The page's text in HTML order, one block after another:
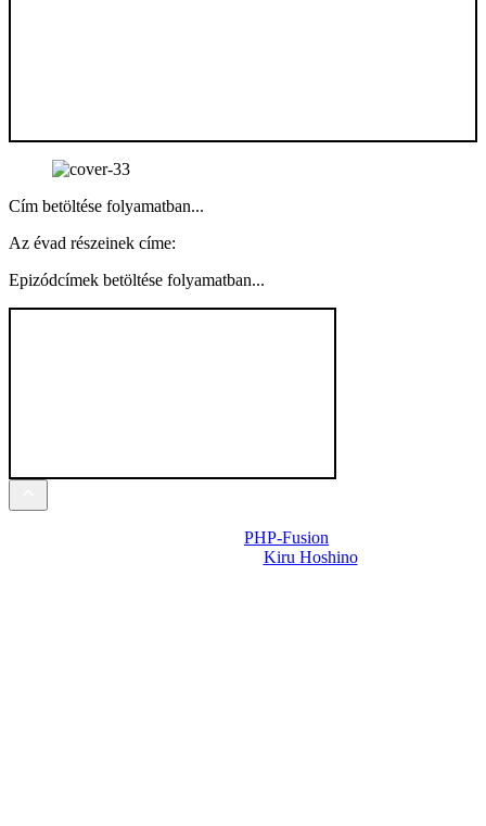
Cím betöltése folyamatban...
Az évad részeinek címe:
Epizódcímek betöltése folyamatban...
PHP-Fusion
Kiru Hoshino